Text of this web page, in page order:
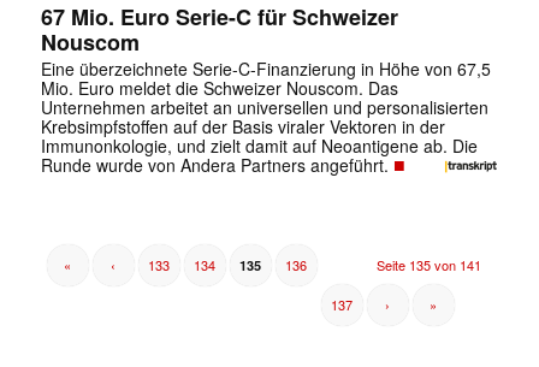
67 Mio. Euro Serie-C für Schweizer
Nouscom
Eine überzeichnete Serie-C-Finanzierung in Höhe von 67,5
Mio. Euro meldet die Schweizer Nouscom. Das
Unternehmen arbeitet an universellen und personalisierten
Krebsimpfstoffen auf der Basis viraler Vektoren in der
Immunonkologie, und zielt damit auf Neoantigene ab. Die
Runde wurde von Andera Partners angeführt.■
Seite 135 von 141
« ‹ 133 134 135 136
137 › »